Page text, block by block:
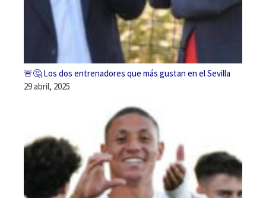
🚨🤔 Los dos entrenadores que más gustan en el Sevilla
29 abril, 2025